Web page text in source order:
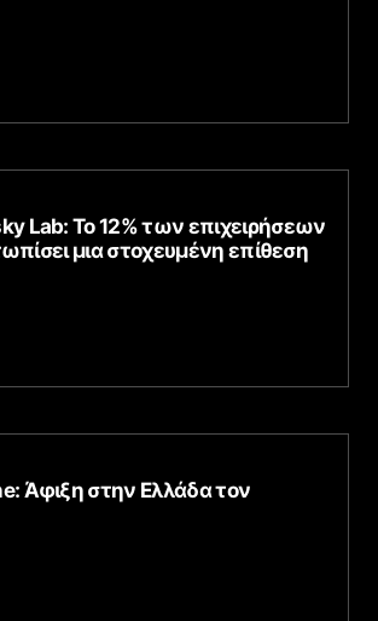
Lab: To 12% των επιχειρήσεων
μια στοχευμένη επίθεση
Άφιξη στην Ελλάδα τον